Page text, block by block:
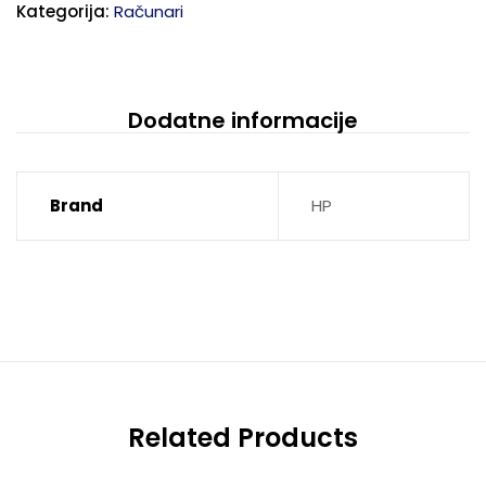
Kategorija: Računari
Dodatne informacije
Brand HP
Related Products